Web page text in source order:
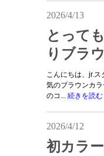
2026/4/13
とって
りブラ
こんにちは、jr.
気のブラウンカ
のコ... 続きを読む
2026/4/12
初カラ